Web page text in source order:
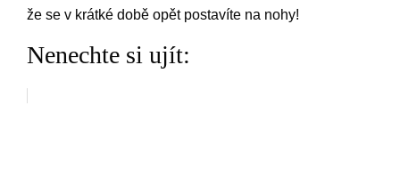
že se v krátké době opět postavíte na nohy!
Nenechte si ujít: